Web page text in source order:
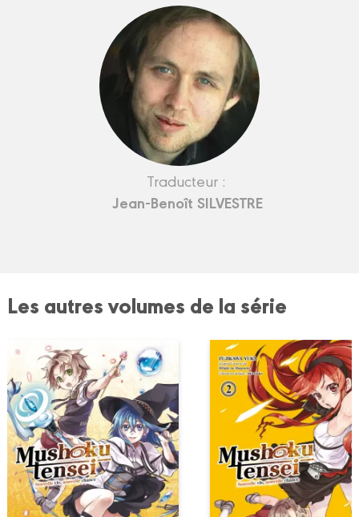
Traducteur :
Jean-Benoît SILVESTRE
Les autres volumes de la série